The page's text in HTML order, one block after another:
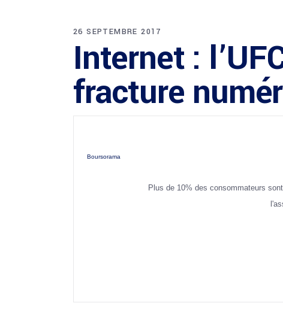
26 SEPTEMBRE 2017
Internet :
fracture
Boursorama
Plus de 10% des consommateurs